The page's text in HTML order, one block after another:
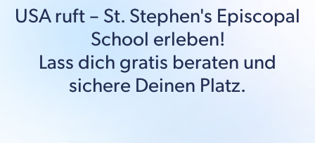
USAruft – St. Stephen's Episcopal
School erleben!
Lass dich gratis beraten und
sichere Deinen Platz.